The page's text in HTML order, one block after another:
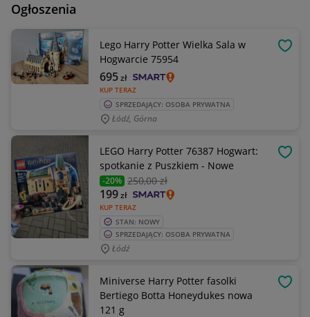
Ogłoszenia
Lego Harry Potter Wielka Sala w
Hogwarcie 75954
KUP TERAZ
695zł
SPRZEDAJĄCY: OSOBA PRYWATNA
Łódź, Górna
LEGO Harry Potter 76387 Hogwart:
spotkanie z Puszkiem - Nowe
-20% 250,00 zł
KUP TERAZ
199zł
STAN: NOWY
SPRZEDAJĄCY: OSOBA PRYWATNA
Łódź
Miniverse Harry Potter fasolki
Bertiego Botta Honeydukes nowa
121 g